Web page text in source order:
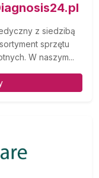
z siedzibą
sprzętu
W naszym...